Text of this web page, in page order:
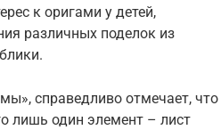
к оригами у детей,
различных поделок из
справедливо отмечает, что
лишь один элемент – лист